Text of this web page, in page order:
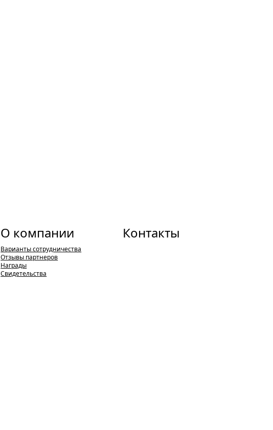
О компании
Варианты сотрудничества
Отзывы партнеров
Награды
Свидетельства
Контакты